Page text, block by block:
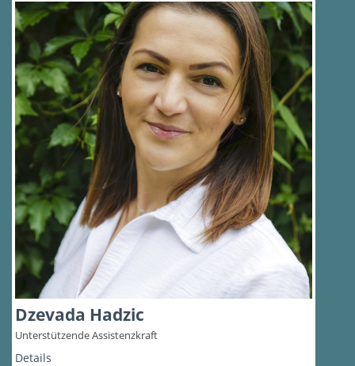
Dzevada Hadzic
Unterstützende Assistenzkraft
Details